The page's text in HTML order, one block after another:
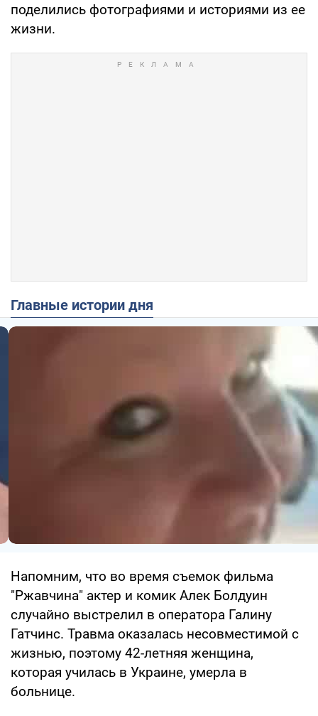
поделились фотографиями и историями из ее
жизни.
Главные истории дня
Напомним, что во время съемок фильма
"Ржавчина" актер и комик Алек Болдуин
случайно выстрелил в оператора Галину
Гатчинс. Травма оказалась несовместимой с
жизнью, поэтому 42-летняя женщина,
которая училась в Украине, умерла в
больнице.